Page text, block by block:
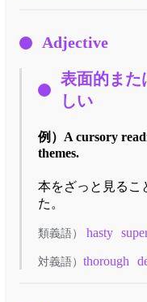
Adjective
表面的また
しい
例） A cursory
themes.
本をざっと見るこ
た。
類義語） hasty
対義語） thorough